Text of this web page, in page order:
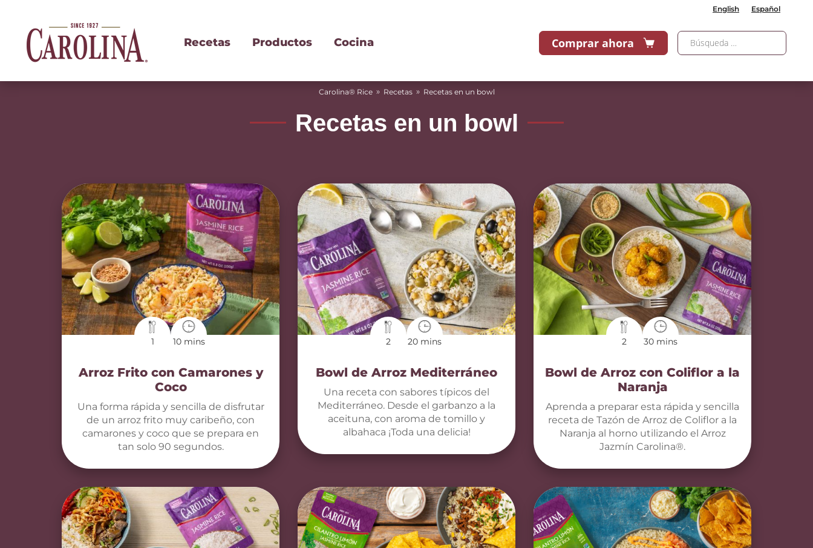
English Español
Recetas Productos Cocina Comprar ahora
Carolina® Rice » Recetas » Recetas en un bowl
Recetas en un bowl
1 10 mins
Arroz Frito con Camarones y
Coco
Una forma rápida y sencilla de disfrutar
de un arroz frito muy caribeño, con
camarones y coco que se prepara en
tan solo 90 segundos.
2 20 mins
Bowl de Arroz Mediterráneo
Una receta con sabores típicos del
Mediterráneo. Desde el garbanzo a la
aceituna, con aroma de tomillo y
albahaca ¡Toda una delicia!
2 30 mins
Bowl de Arroz con Coliflor a la
Naranja
Aprenda a preparar esta rápida y sencilla
receta de Tazón de Arroz de Coliflor a la
Naranja al horno utilizando el Arroz
Jazmín Carolina®.